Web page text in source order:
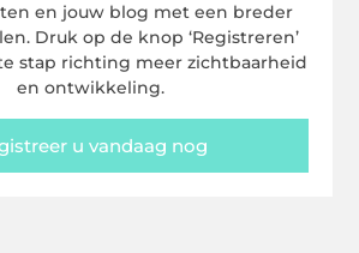
en jouw blog met een breder
Druk op de knop ‘Registreren’
stap richting meer zichtbaarheid
en ontwikkeling.
u vandaag nog